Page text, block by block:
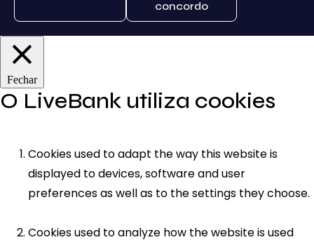
concordo
Fechar
O LiveBank utiliza cookies
Cookies used to adapt the way this website is
displayed to devices, software and user
preferences as well as to the settings they choose.
Cookies used to analyze how the website is used